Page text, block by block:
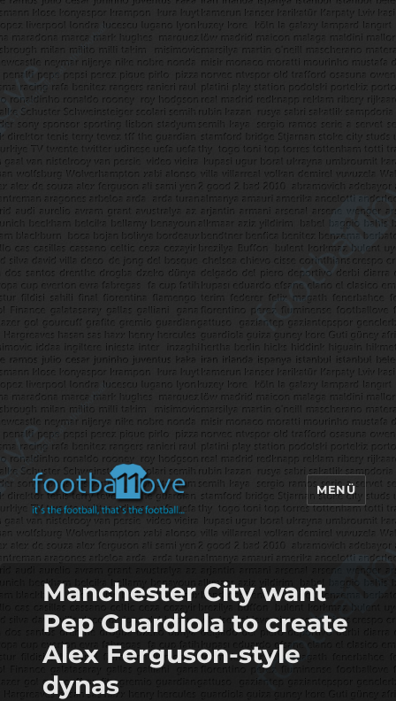
footbaLLove
MENÜ
Manchester City want
Pep Guardiola to create
Alex Ferguson-style
dynas